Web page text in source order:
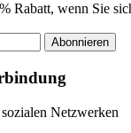
Rabatt, wenn Sie
Abonnieren
Netzwerken